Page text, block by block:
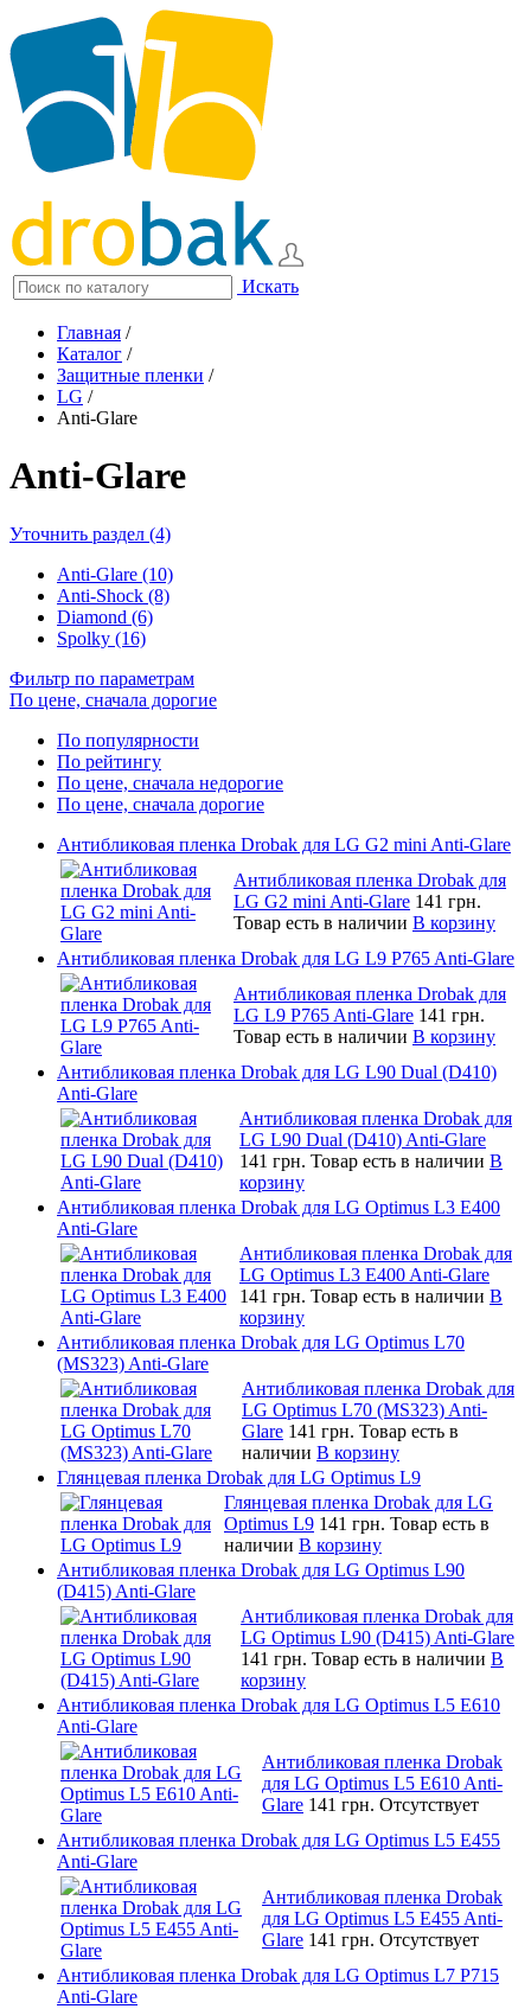
Искать
Главная /
Каталог /
Защитные пленки /
LG /
Anti-Glare
Anti-Glare
Уточнить раздел (4)
Anti-Glare (10)
Anti-Shock (8)
Diamond (6)
Spolky (16)
Фильтр по параметрам
По цене, сначала дорогие
По популярности
По рейтингу
По цене, сначала недорогие
По цене, сначала дорогие
Антибликовая пленка Drobak для LG G2 mini Anti-Glare
Антибликовая пленка Drobak для
LG G2 mini Anti-Glare 141 грн.
Товар есть в наличии В корзину
Антибликовая пленка Drobak для LG L9 P765 Anti-Glare
Антибликовая пленка Drobak для
LG L9 P765 Anti-Glare 141 грн.
Товар есть в наличии В корзину
Антибликовая пленка Drobak для LG L90 Dual (D410)
Anti-Glare
Антибликовая пленка Drobak для
LG L90 Dual (D410) Anti-Glare
141 грн. Товар есть в наличии В
корзину
Антибликовая пленка Drobak для LG Optimus L3 E400
Anti-Glare
Антибликовая пленка Drobak для
LG Optimus L3 E400 Anti-Glare
141 грн. Товар есть в наличии В
корзину
Антибликовая пленка Drobak для LG Optimus L70
(MS323) Anti-Glare
Антибликовая пленка Drobak для
LG Optimus L70 (MS323) Anti-
Glare 141 грн. Товар есть в
наличии В корзину
Глянцевая пленка Drobak для LG Optimus L9
Глянцевая пленка Drobak для LG
Optimus L9 141 грн. Товар есть в
наличии В корзину
Антибликовая пленка Drobak для LG Optimus L90
(D415) Anti-Glare
Антибликовая пленка Drobak для
LG Optimus L90 (D415) Anti-Glare
141 грн. Товар есть в наличии В
корзину
Антибликовая пленка Drobak для LG Optimus L5 E610
Anti-Glare
Антибликовая пленка Drobak
для LG Optimus L5 E610 Anti-
Glare 141 грн. Отсутствует
Антибликовая пленка Drobak для LG Optimus L5 E455
Anti-Glare
Антибликовая пленка Drobak
для LG Optimus L5 E455 Anti-
Glare 141 грн. Отсутствует
Антибликовая пленка Drobak для LG Optimus L7 P715
Anti-Glare